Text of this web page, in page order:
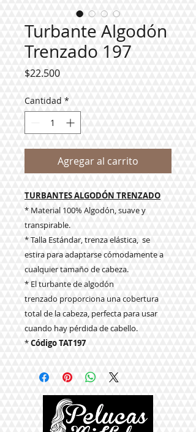
Turbante Algodón
Trenzado 197
$22.500Precio
Cantidad *
Agregar al carrito
TURBANTES ALGODÓN TRENZADO
* Material 100% Algodón, suave y
transpirable.
* Talla Estándar, trenza elástica, se
estira para adaptarse cómodamente a
cualquier tamaño de cabeza.
* El turbante de algodón
trenzado proporciona una cobertura
total de la cabeza, perfecta para usar
cuando hay pérdida de cabello.
*Código TAT197